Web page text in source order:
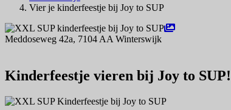
Vier je kinderfeestje bij Joy to SUP
Meddoseweg 42a, 7104 AA Winterswijk
Kinderfeestje vieren bij Joy to SUP!